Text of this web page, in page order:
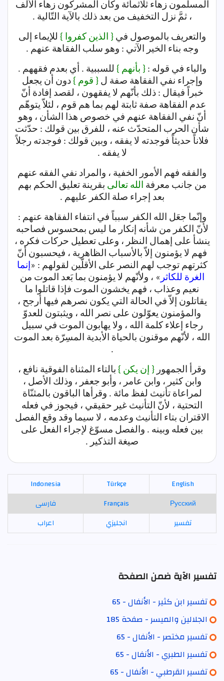
المسلمون زهاء ثلاثمائة وكان المشركون زهاء الألف
، ثمَّ نزل التخفيف من بعد ذلك بالآية التّالية .
والتعريف بالموصول في{ الذين كفروا } للإيماء إلى
وجه بناء الخير الآتي : وهو سلب الفقاهة عنهم .
والباء في قوله :{ بأنهم } للسببية . أي بعدم فقههم .
وإجراء نفي الفقاهة صفة ل{ قوم } دون أن يجعل
خبراً فيقال : ذلك بأنّهم لا يفقهون ، لقصد إفادة أنّ
عدم الفقاهة صفة ثابتة لهم بما هم قوم ، لئلاّ يتوهّم
أنّ نفي الفقاهة عنهم في خصوص هذا الشأن ، وهو
شأن الحرب المتحدّث عنه ، للفرق بين قولك : حدّثت
فلاناً حديثاً فوجدته لا يفقه ، وبين قولك : فوجدته رجلاً
لا يفقه .
والفقه فهم الأمور الخفية ، والمراد نفي الفقه عنهم
من جانب معرفة الله تعالى بقرينة تعليق الحكم بهم
بعد إجراء صلة الكفر عليهم .
وإنّما جعَل الله الكفر سبباً في انتفاء الفقاهة عنهم :
لأنّ الكفر من شأنه إنكار ما ليس بمحسوس فصاحبه
ينشأ على إهمال النظر ، وعلى تعطيل حركات فكره ،
فهم لا يؤمنون إلاّ بالأسباب الظاهرية ، فيحسبون أنّ
كثرتهم توجب لهم النصر على الأقلّين لقولهم : «إنما
الغرة للكاثر » ، ولأنّهم لا يؤمنون بما بَعد الموت من
نعيم وعذاب ، فهم يخشون الموت فإذا قاتلوا ما
يقاتلون إلاّ في الحالة التي يكون نصرهم فيها أرجح ،
والمؤمنون يعوّلون على نصر الله ، ويثبتون للعدوّ
رجاء إعلاء كلمة الله ، ولا يهابون الموت في سبيل
الله ، لأنّهم موقنون بالحياة الأبدية المسِرّة بعد الموت
.
وقرأ الجمهور { إن يكن } بالتاء المثناة الفوقية نافع ،
وابن كثير ، وابن عامر ، وأبو جعفر ، وذلك الأصل ،
لمراعاة تأنيث لفظ مائة . وقرأها الباقون بالمثنّاة
التحتية ، لأنّ التأنيث غير حقيقي ، فيجوز في فعله
الاقتران بتاء التأنيث وعدمه ، لا سيما وقد وقع الفصل
بين فعله وبينه . والفصل مسوّغ لإجراء الفعل على
صيغة التذكير .
English
Türkçe
Indonesia
Русский
Français
فارسی
تفسير
انجليزي اعراب
تفسير الآية ضمن الصفحة
تفسير ابن كثير - الأنفال - 65
الجلالين والميسر - صفحة 185
تفسير مختصر - الأنفال - 65
تفسير الطبري - الأنفال - 65
تفسير القرطبي - الأنفال - 65